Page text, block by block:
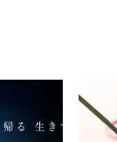
くの仲間の命を救い
主演は「雪風」の艦
幸平を玉木宏が演じ